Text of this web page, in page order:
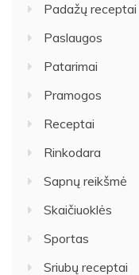
Padažų receptai
Paslaugos
Patarimai
Pramogos
Receptai
Rinkodara
Sapnų reikšmė
Skaičiuoklės
Sportas
Sriubų receptai